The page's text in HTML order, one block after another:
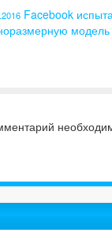
Facebook
модель